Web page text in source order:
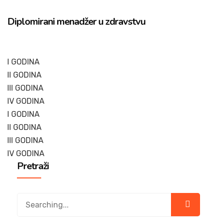
Diplomirani menadžer u zdravstvu
I GODINA
II GODINA
III GODINA
IV GODINA
I GODINA
II GODINA
III GODINA
IV GODINA
Pretraži